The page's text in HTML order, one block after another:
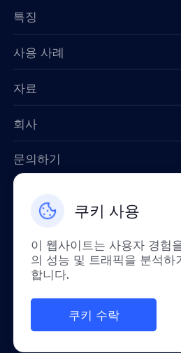
쿠키 사용
이 웹사이트는 사용자 경험
의 성능 및 트래픽을 분석하
합니다.
쿠키 수락
특징
사용 사례
자료
회사
문의하기
수 없습니다. 이해해 주셔